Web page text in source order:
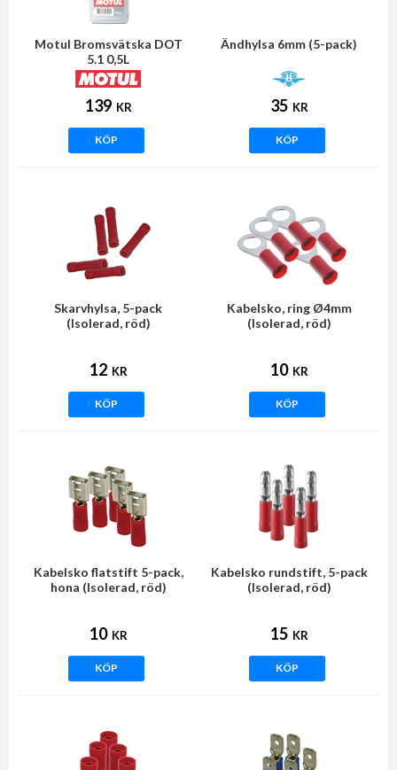
Motul Bromsvätska DOT
5.1 0,5L
139 KR
KÖP
Ändhylsa 6mm (5-pack)
35 KR
KÖP
Skarvhylsa, 5-pack
(Isolerad, röd)
12 KR
KÖP
Kabelsko, ring Ø4mm
(Isolerad, röd)
10 KR
KÖP
Kabelsko flatstift 5-pack,
hona (Isolerad, röd)
10 KR
KÖP
Kabelsko rundstift, 5-pack
(Isolerad, röd)
15 KR
KÖP